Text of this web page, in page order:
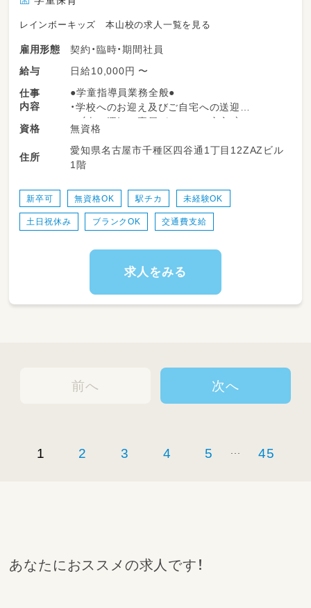
レインボーキッズ 本山校の求人一覧を見る
雇用形態
契約・臨時・期間社員
給与
日給10,000円 〜
仕事
内容
●学童指導員業務全般●
・学校へのお迎え及びご自宅への送迎
（車の運転は専属がいるので安心♪）
・勉強のサポート
※学校の宿題＋塾の宿題なども行うお子様が
多い為
主に小学１年生～3年生のお子様がメイン
◎
・レクリエーション企画及び実施
・保護者への報告
・書類作成等の事務作業などの補助
学童マネージャーの場合は、体験説明会や保護
資格 無資格
住所
愛知県名古屋市千種区四谷通1丁目12ZAZビル
1階
新卒可 無資格OK 駅チカ 未経験OK
土日祝休み ブランクOK 交通費支給
求人をみる
前へ
1 2 3 4 5 45
次へ
あなたにおススメの求人です！